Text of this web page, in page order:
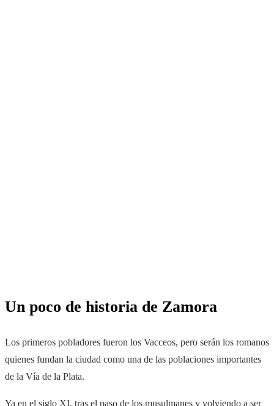
Un poco de historia de Zamora
Los primeros pobladores fueron los Vacceos, pero serán los romanos
quienes fundan la ciudad como una de las poblaciones importantes
de la Vía de la Plata.
Ya en el siglo XI, tras el paso de los musulmanes y volviendo a ser